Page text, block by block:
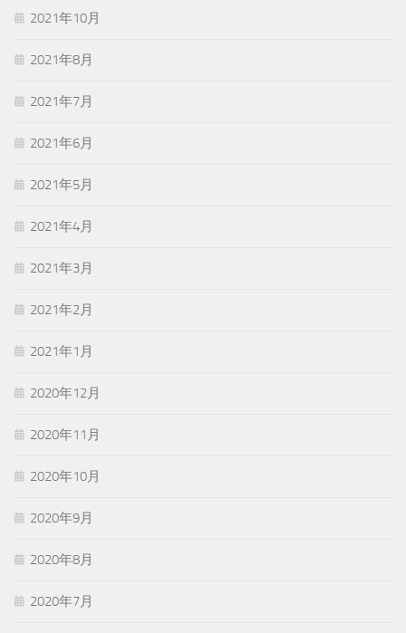
2021年10月
2021年8月
2021年7月
2021年6月
2021年5月
2021年4月
2021年3月
2021年2月
2021年1月
2020年12月
2020年11月
2020年10月
2020年9月
2020年8月
2020年7月